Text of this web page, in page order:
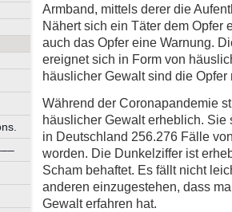
Armband, mittels derer die
Nähert sich ein Täter dem Opfer
auch das Opfer eine Warnung.
ereignet sich in Form von
häuslicher Gewalt sind die
Während der Coronapandemie
häuslicher Gewalt erheblich.
in Deutschland 256.276 Fälle
worden. Die Dunkelziffer ist
Scham behaftet. Es fällt nicht
anderen einzugestehen, dass
Gewalt erfahren hat.